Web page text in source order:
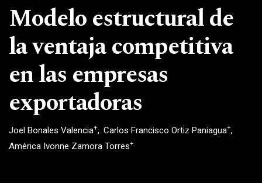
Modelo estructural de
la ventaja competitiva
en las empresas
exportadoras
Joel Bonales Valencia+ Carlos Francisco Ortiz Paniagua+
América Ivonne Zamora Torres+